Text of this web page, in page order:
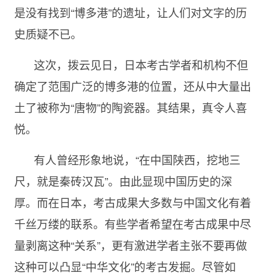
是没有找到“博多港”的遗址，让人们对文字的历
史质疑不已。
这次，拨云见日，日本考古学者和机构不但
确定了范围广泛的博多港的位置，还从中大量出
土了被称为“唐物”的陶瓷器。其结果，真令人喜
悦。
有人曾经形象地说，“在中国陕西，挖地三
尺，就是秦砖汉瓦”。由此显现中国历史的深
厚。而在日本，考古成果大多数与中国文化有着
千丝万缕的联系。有些学者希望在考古成果中尽
量剥离这种“关系”，更有激进学者主张不要再做
这种可以凸显“中华文化”的考古发掘。尽管如